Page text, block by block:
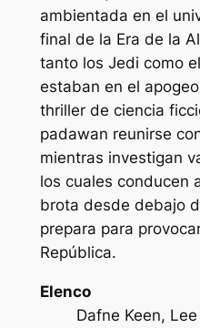
ambientada en el
final de la Era de la
tanto los Jedi como
estaban en el
thriller de ciencia
padawan reunirse
mientras investigan
los cuales conducen
brota desde debajo
prepara para
República.
Elenco
Dafne Keen,